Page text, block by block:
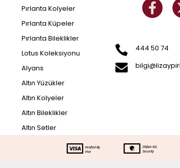
Pırlanta Kolyeler
Pırlanta Küpeler
Pırlanta Bileklikler
Lotus Koleksiyonu
Alyans
Altın Yüzükler
Altın Kolyeler
Altın Bileklikler
Altın Setler
444 50 74